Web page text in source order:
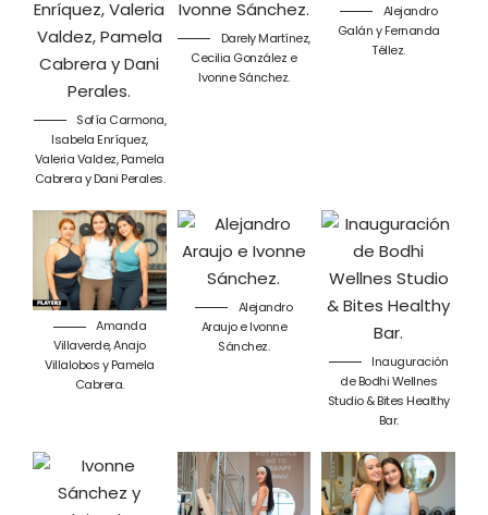
Sofía Carmona,
Isabela Enríquez,
Valeria Valdez, Pamela
Cabrera y Dani Perales.
Darely Martínez,
Cecilia González e
Ivonne Sánchez.
Alejandro
Galán y Fernanda
Téllez.
Amanda
Villaverde, Anajo
Villalobos y Pamela
Cabrera.
Alejandro
Araujo e Ivonne
Sánchez.
Inauguración
de Bodhi Wellnes
Studio & Bites Healthy
Bar.